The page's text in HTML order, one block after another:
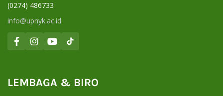
(0274) 486733
info@upnyk.ac.id
LEMBAGA & BIRO